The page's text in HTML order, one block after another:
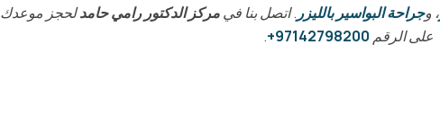
، وجراحة البواسير بالليزر . اتصل بنا فيمركز الدكتور رامي حامدلحجز موعدك
على الرقم 97142798200+
.